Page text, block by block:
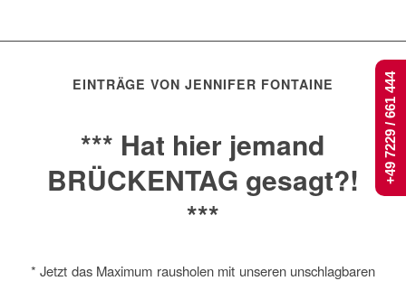
EINTRÄGE VON JENNIFER FONTAINE
*** Hat hier jemand
BRÜCKENTAG gesagt?!
***
* Jetzt das Maximum rausholen mit unseren unschlagbaren
+49 7229 / 661 444